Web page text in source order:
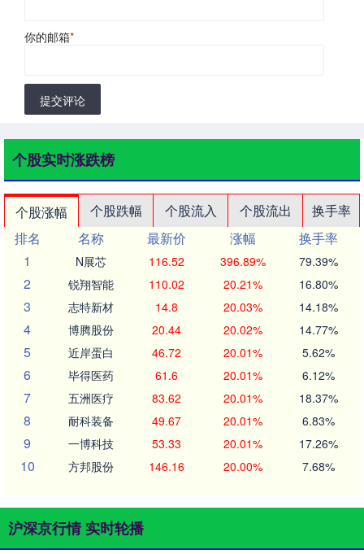
你的邮箱*
提交评论
个股实时涨跌榜
个股涨幅 个股跌幅 个股流入 个股流出
换手率
排名
名称 最新价 涨幅
换手率
1
N展芯 116.52 396.89% 79.39%
2 锐翔智能 110.02 20.21% 16.80%
3 志特新材 14.8 20.03% 14.18%
4 博腾股份 20.44 20.02% 14.77%
5 近岸蛋白 46.72 20.01% 5.62%
6 毕得医药 61.6 20.01% 6.12%
7 五洲医疗 83.62 20.01% 18.37%
8 耐科装备 49.67 20.01% 6.83%
9 一博科技 53.33 20.01% 17.26%
10 方邦股份 146.16 20.00% 7.68%
沪深京行情 实时轮播